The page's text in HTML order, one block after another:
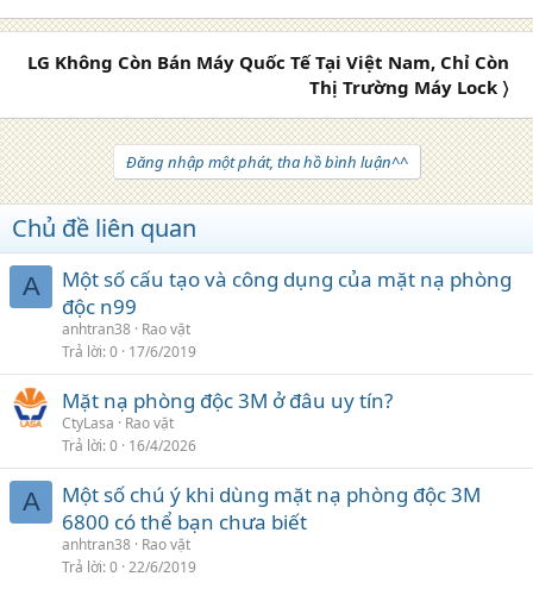
LG Không Còn Bán Máy Quốc Tế Tại Việt Nam, Chỉ Còn
Thị Trường Máy Lock 〉
Đăng nhập một phát, tha hồ bình luận^^
Chủ đề liên quan
A
Một số cấu tạo và công dụng của mặt nạ phòng
độc n99
anhtran38 Rao vặt
Trả lời 0 17/6/2019
Mặt nạ phòng độc 3M ở đâu uy tín?
CtyLasa
Rao vặt
Trả lời 0 16/4/2026
A
Một số chú ý khi dùng mặt nạ phòng độc 3M
6800 có thể bạn chưa biết
anhtran38 Rao vặt
Trả lời 0 22/6/2019